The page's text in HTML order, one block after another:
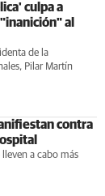
culpa a
al
de la
Pilar Martín
contra
a cabo más